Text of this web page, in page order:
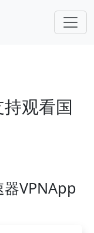
观看国
VPNApp